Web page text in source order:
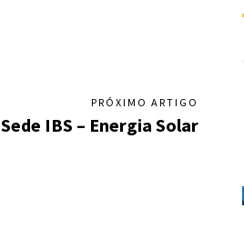
PRÓXIMO ARTIGO
Sede IBS – Energia Solar